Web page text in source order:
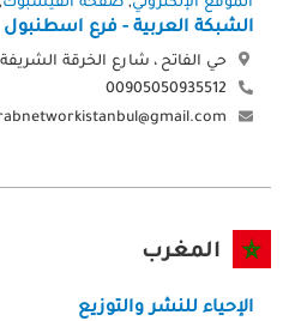
الشبكة العربية - فرع اسطنبول
حي الفاتح ، شارع الخرقة
00905050935512
المغرب
الإحياء للنشر والتوزيع